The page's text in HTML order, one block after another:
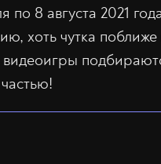
8 августа 2021
хоть чутка